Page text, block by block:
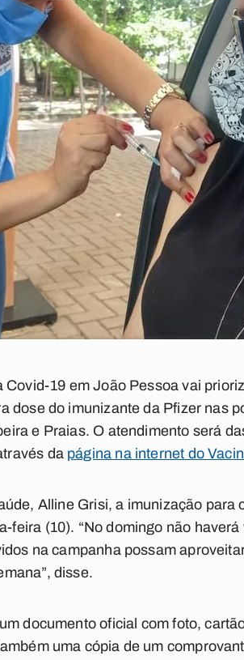
19 em João Pessoa vai
dose do imunizante da Pfizer nas
e Praias. O atendimento será
da página na internet do
Alline Grisi, a imunização
feira (10). “No domingo não
na campanha possam
disse.
documento oficial com foto,
uma cópia de um